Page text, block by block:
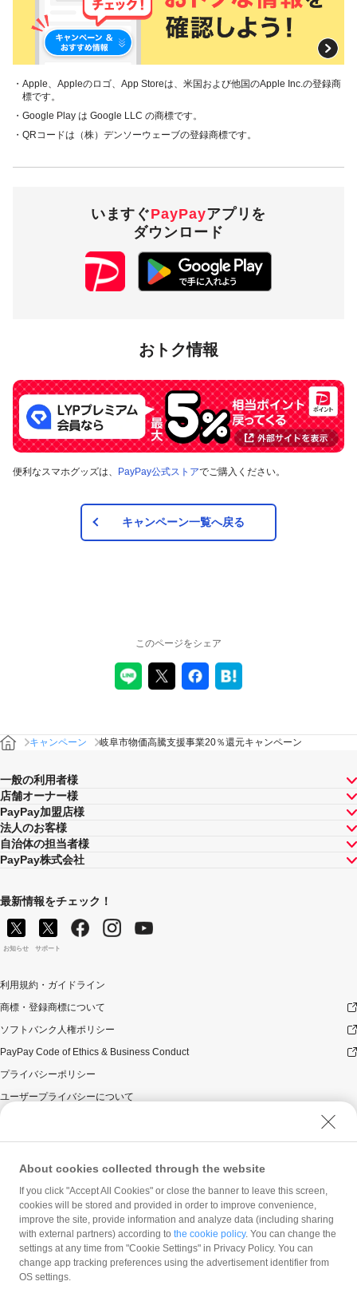
・Apple、Appleのロゴ、App Storeは、米国および他国のApple Inc.の登録商
標です。
・Google Play は Google LLC の商標です。
・QRコードは（株）デンソーウェーブの登録商標です。
いますぐPayPayアプリを
ダウンロード
おトク情報
便利なスマホグッズは、 PayPay公式ストアでご購入ください。
キャンペーン一覧へ戻る
このページをシェア
キャンペーン 岐阜市物価高騰支援事業20％還元キャンペーン
一般の利用者様
店舗オーナー様
PayPay加盟店様
法人のお客様
自治体の担当者様
PayPay株式会社
最新情報をチェック！
お知らせ サポート
利用規約・ガイドライン
商標・登録商標について
ソフトバンク人権ポリシー
PayPay Code of Ethics & Business Conduct
プライバシーポリシー
ユーザープライバシーについて
ウェブサイト利用規約
反社会的勢力に対する方針
勧誘方針
マネロン等基本方針
カスタマーハラスメントに関する当社の考え方
About cookies collected through the website
If you click "Accept All Cookies" or close the banner to leave this screen,
cookies will be stored and provided in order to improve convenience,
improve the site, provide information and analyze data (including sharing
with external partners) according to the cookie policy. You can change the
settings at any time from "Cookie Settings" in Privacy Policy. You can
change app tracking preferences using the advertisement identifier from
OS settings.